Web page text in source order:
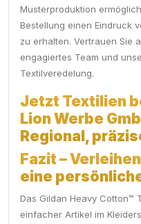
Musterproduktion
Bestellung einen Eindruck
zu erhalten. Vertrauen Sie
engagiertes Team und
Textilveredelung.
Jetzt Textilien
Lion Werbe
Regional,
Fazit –
eine
Das Gildan Heavy Cotton™
einfacher Artikel im